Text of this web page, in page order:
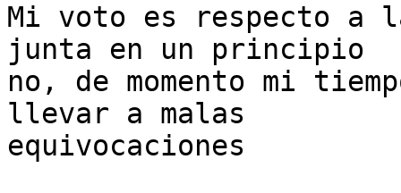
Mi voto es respecto a
junta en un principio
no, de momento mi
llevar a malas
equivocaciones